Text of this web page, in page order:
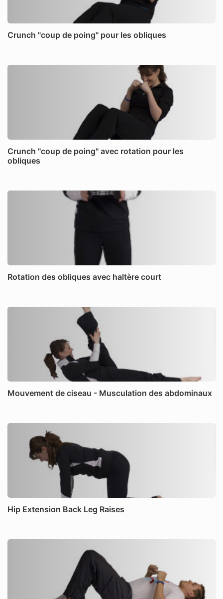
Crunch "coup de poing" pour les obliques
Crunch "coup de poing" avec rotation pour les
obliques
Rotation des obliques avec haltère court
Mouvement de ciseau - Musculation des abdominaux
Hip Extension Back Leg Raises